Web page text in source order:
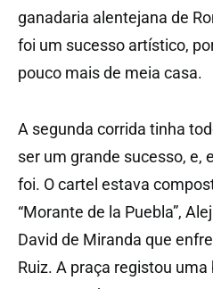
ganadaria alentejana de
foi um sucesso artístico,
pouco mais de meia casa.
A segunda corrida tinha
ser um grande sucesso, e,
foi. O cartel estava
“Morante de la Puebla”,
David de Miranda que
Ruiz. A praça registou